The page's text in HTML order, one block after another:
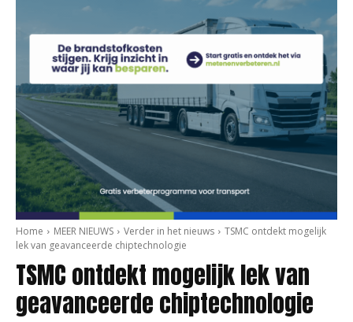
Home MEER NIEUWS Verder in het nieuws
TSMC ontdekt mogelijk
lek van geavanceerde chiptechnologie
TSMC ontdekt mogelijk lek van
geavanceerde chiptechnologie